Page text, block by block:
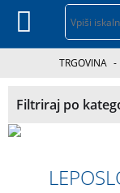
TRGOVINA -
Filtriraj po